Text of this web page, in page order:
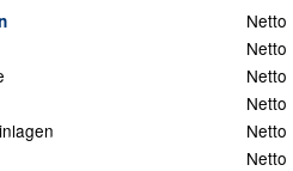
Netto
Netto
Netto
Netto
Netto
Netto